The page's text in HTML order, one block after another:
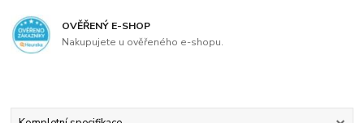
OVĚŘENÝ E-SHOP
Nakupujete u ověřeného e-shopu.